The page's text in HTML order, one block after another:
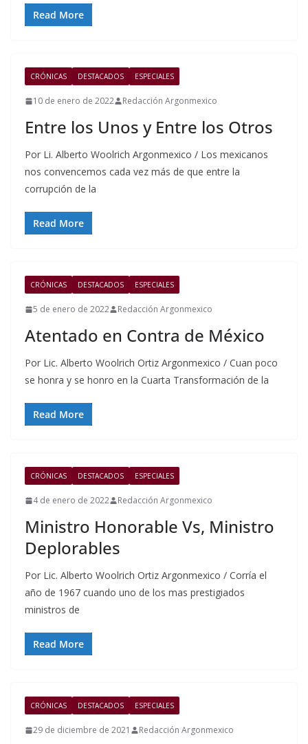
Read More
CRÓNICAS DESTACADOS ESPECIALES
10 de enero de 2022 Redacción Argonmexico
Entre los Unos y Entre los Otros
Por Li. Alberto Woolrich Argonmexico / Los mexicanos
nos convencemos cada vez más de que entre la
corrupción de la
Read More
CRÓNICAS DESTACADOS ESPECIALES
5 de enero de 2022 Redacción Argonmexico
Atentado en Contra de México
Por Lic. Alberto Woolrich Ortiz Argonmexico / Cuan poco
se honra y se honro en la Cuarta Transformación de la
Read More
CRÓNICAS DESTACADOS ESPECIALES
4 de enero de 2022 Redacción Argonmexico
Ministro Honorable Vs, Ministro
Deplorables
Por Lic. Alberto Woolrich Ortiz Argonmexico / Corría el
año de 1967 cuando uno de los mas prestigiados
ministros de
Read More
CRÓNICAS DESTACADOS ESPECIALES
29 de diciembre de 2021 Redacción Argonmexico